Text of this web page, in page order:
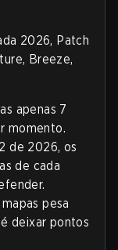
2026, Patch
Breeze,
apenas 7
momento.
de 2026, os
de cada
pesa
deixar pontos